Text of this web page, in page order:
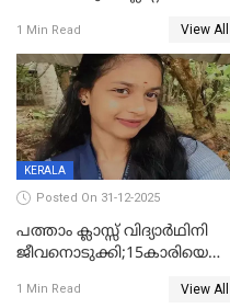
സംഭവം കൈതപ്പൊയിലില്‍
1 Min Read View All
KERALA
Posted On 31-12-2025
പത്താം ക്ലാസ്സ് വിദ്യാര്‍ഥിനി
ജീവനൊടുക്കി;15കാരിയെ
കിടപ്പുമുറിയില്‍ തൂങ്ങി മരിച്ച
1 Min Read View All